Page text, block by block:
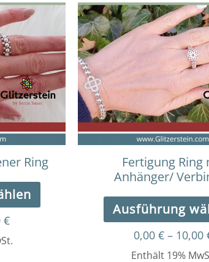
Ring
Dieses
Produkt
weist
mehrere
Varianten
auf.
Die
Optionen
können
auf
der
Produktseite
gewählt
€
Preisspanne:
0,00 €
bis
20,00 €
Fertigung Ring
Anhänger/
Ausführung
0,00 € – 10,00
Enthält 19%